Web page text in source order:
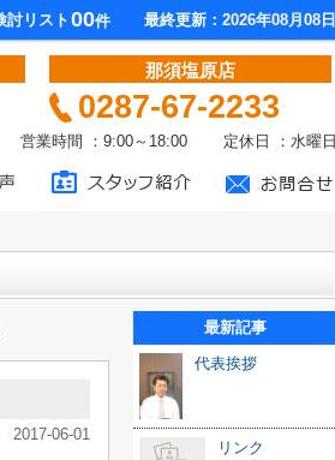
討リスト00件 最終更新：2026年08月08日
那須塩原店
0287-67-2233
営業時間 ：9:00～18:00 定休日 ：水曜日
2017-06-01
最新記事
代表挨拶
リンク